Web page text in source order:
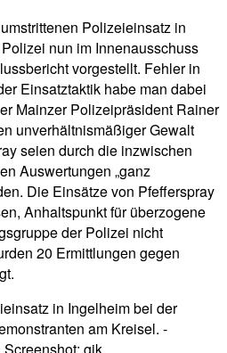
Polizeieinsatz in
nun im Innenausschuss
vorgestellt. Fehler in
Einsatztaktik habe man dabei
Mainzer Polizeipräsident Rainer
unverhältnismäßiger Gewalt
seien durch die inzwischen
Auswertungen „ganz
Die Einsätze von Pfefferspray
Anhaltspunkt für überzogene
der Polizei nicht
20 Ermittlungen gegen